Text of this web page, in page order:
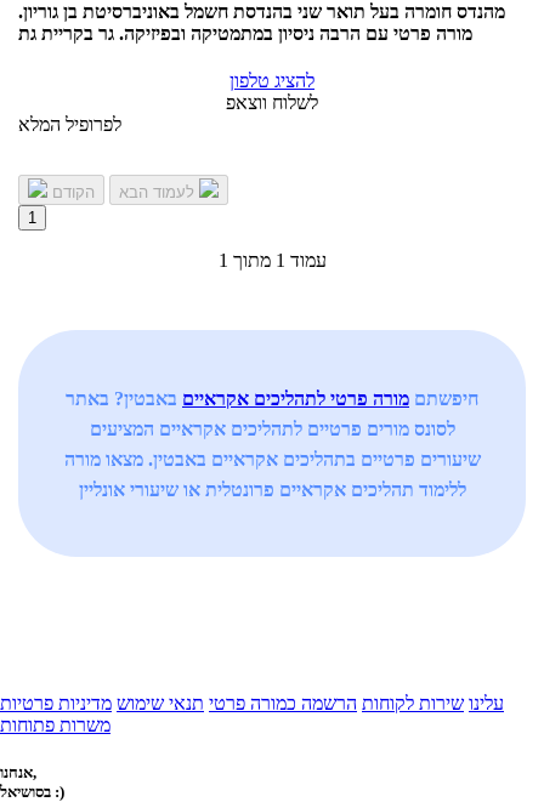
מהנדס חומרה בעל תואר שני בהנדסת חשמל באוניברסיטת בן גוריון.
מורה פרטי עם הרבה ניסיון במתמטיקה ובפיזיקה. גר בקריית גת
להציג טלפון
לשלוח ווצאפ
לפרופיל המלא
הקודם
1
עמוד 1 מתוך 1
חיפשתם מורה פרטי לתהליכים אקראיים באבטין? באתר
לסונס מורים פרטיים לתהליכים אקראיים המציעים
שיעורים פרטיים בתהליכים אקראיים באבטין. מצאו מורה
ללימוד תהליכים אקראיים פרונטלית או שיעורי אונליין
עלינו שירות לקוחות הרשמה כמורה פרטי תנאי שימוש מדיניות פרטיות
משרות פתוחות
אנחנו,
בסושיאל :)